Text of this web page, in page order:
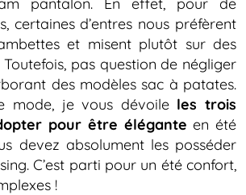
certaines d’entres nous préfèrent
et misent plutôt sur des
Toutefois, pas question de négliger
des modèles sac à patates.
mode, je vous dévoile les trois
pour être élégante en été
devez absolument les posséder
C’est parti pour un été confort,
!